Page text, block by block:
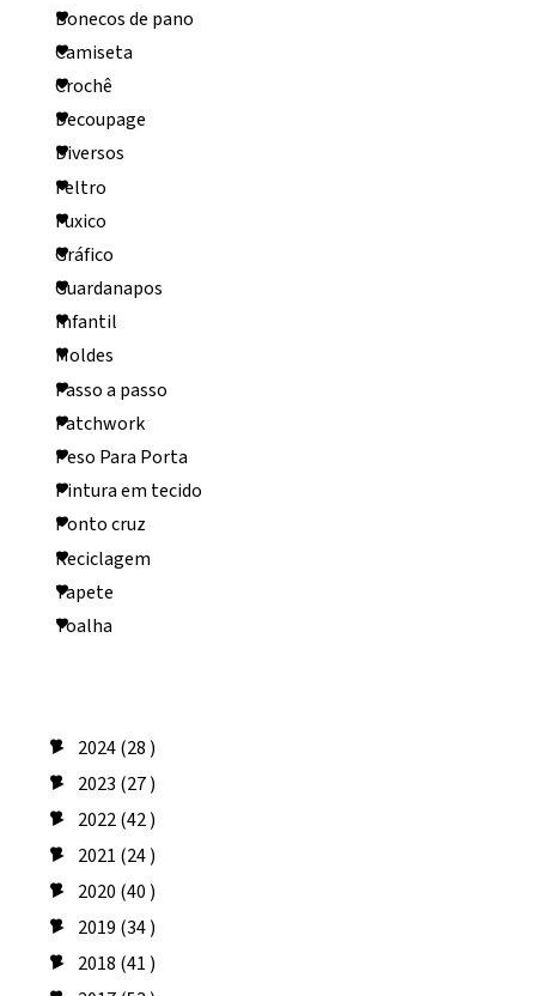
Bonecos de pano
Camiseta
Crochê
Decoupage
Diversos
Feltro
Fuxico
Gráfico
Guardanapos
Infantil
Moldes
Passo a passo
Patchwork
Peso Para Porta
Pintura em tecido
Ponto cruz
Reciclagem
Tapete
Toalha
► 2024(28 )
► 2023 (27 )
► 2022(42 )
► 2021 (24 )
► 2020 (40 )
► 2019 (34 )
► 2018 (41 )